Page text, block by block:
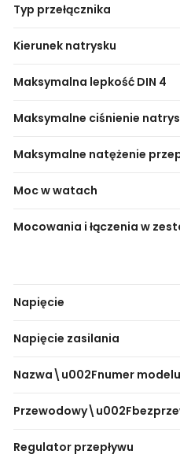
Typ przełącznika
Kierunek natrysku
Maksymalna lepkość DIN 4
Maksymalne ciśnienie
Maksymalne natężenie
Moc w watach
Mocowania i łączenia w
Napięcie
Napięcie zasilania
Nazwa\u002Fnumer modelu
Regulator przepływu